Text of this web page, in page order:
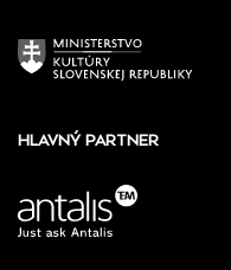
HLAVNÝ PARTNER